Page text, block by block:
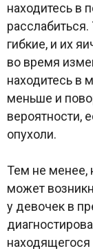
находитесь в
гибкие, и их
во время
находитесь в
меньше и
вероятности,
опухоли.
Тем не менее,
может
у девочек в
находящегося